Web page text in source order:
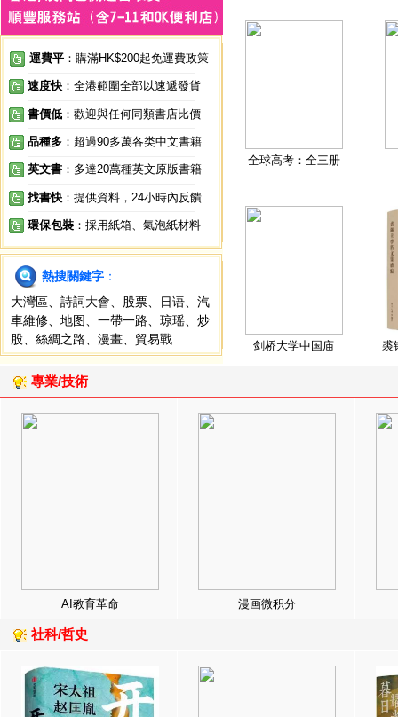
運費平 ：購滿HK$200起免運費政策
速度快 ：全港範圍全部以速遞發貨
書價低 ：歡迎與任何同類書店比價
品種多 ：超過90多萬各类中文書籍
英文書 ：多達20萬種英文原版書籍
找書快 ：提供資料，24小時內反饋
環保包裝 ：採用紙箱、氣泡紙材料
熱搜關鍵字 ：
大灣區
詩詞大會 股票 日语
汽
車維修
地图 一帶一路 琼瑶
炒
股
絲綢之路 漫畫 貿易戰
全球高考：全三册
剑桥大学中国庙 裘
專業/技術
AI教育革命 漫画微积分
社科/哲史